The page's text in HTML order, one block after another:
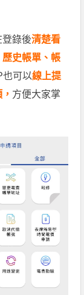
登錄後清楚看
史帳單、帳
也可以線上提
方便大家掌